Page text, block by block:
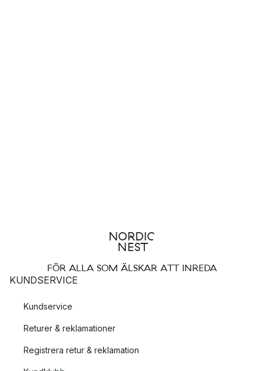
FÖR ALLA SOM ÄLSKAR ATT INREDA
KUNDSERVICE
Kundservice
Returer & reklamationer
Registrera retur & reklamation